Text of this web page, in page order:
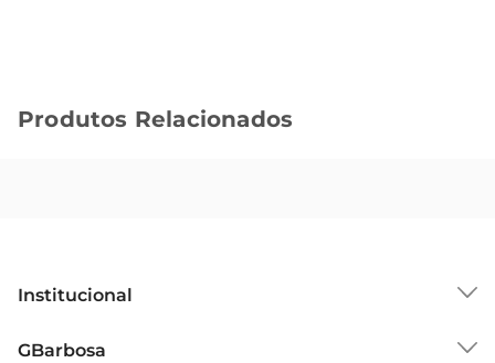
Materiais e design que encantam
aberto facilita a ventilação das raízes,
plantas, enquanto a estética moderna se adapta a
Produtos Relacionados
Institucional
GBarbosa